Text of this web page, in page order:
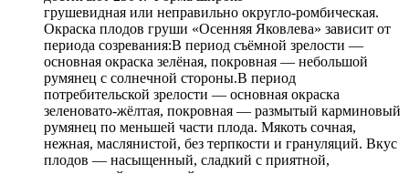
грушевидная или неправильно округло-ромбическая.
Окраска плодов груши «Осенняя Яковлева» зависит от
периода созревания:В период съёмной зрелости —
основная окраска зелёная, покровная — небольшой
румянец с солнечной стороны.В период
потребительской зрелости — основная окраска
зеленовато-жёлтая, покровная — размытый карминовый
румянец по меньшей части плода. Мякоть сочная,
нежная, маслянистой, без терпкости и грануляций. Вкус
плодов — насыщенный, сладкий с приятной,